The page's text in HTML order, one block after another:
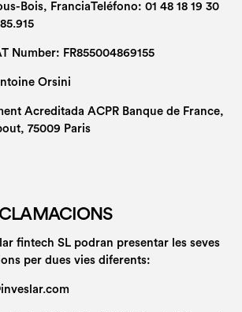
Bois, FranciaTeléfono: 01 48 18 19 30
Number: FR855004869155
Orsini
Acreditada ACPR Banque de France,
75009 Paris
fintech SL podran presentar les seves
per dues vies diferents: